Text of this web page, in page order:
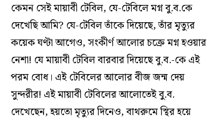
কেমন সেই মায়াবী টেবিল, যে-টেবিলে মগ্ন বু.ব.কে
দেখেছি আমি? যে-টেবিল তাঁকে দিয়েছে, তাঁর মৃত‌্যুর
কয়েক ঘণ্টা আগেও, সংকীর্ণ আলোর চক্রে মগ্ন হওয়ার
নেশা! যে মায়াবী টেবিল বারবার দিয়েছে বু.ব.-কে এই
পরম বোধ। এই টেবিলের আলোর বীজ জন্ম দেয়
সুন্দরীর! এই মায়াবী টেবিলের আলোতেই বু.ব.
দেখেছেন, হয়তো মৃত‌্যুর দিনেও, বাথরুমে স্থির হয়ে